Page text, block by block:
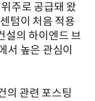
주로 공급돼 왔
텀이 처음 적용
설의 하이엔드 브
서 높은 관심이
의 관련 포스팅